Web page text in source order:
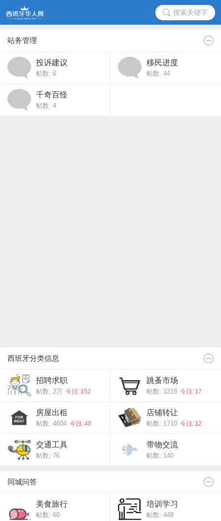
搜索关键字
站务管理
投诉建议
帖数: 6
移民进度
帖数: 44
千奇百怪
帖数: 4
西班牙分类信息
招聘求职
帖数: 2万 今日: 152
跳蚤市场
帖数: 1218 今日: 17
房屋出租
帖数: 4604 今日: 40
店铺转让
帖数: 1710 今日: 12
交通工具
帖数: 76
带物交流
帖数: 140
同城问答
美食旅行
帖数: 60
培训学习
帖数: 448